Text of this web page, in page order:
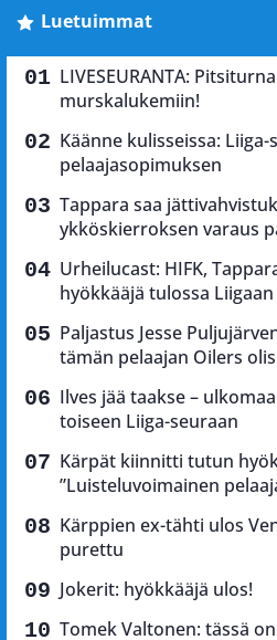
Luetuimmat
LIVESEURANTA:
murskalukemiin!
Käänne kulisseissa:
pelaajasopimuksen
Tappara saa
ykköskierroksen varaus
Urheilucast: HIFK,
hyökkääjä tulossa Liigaan
Paljastus Jesse
tämän pelaajan Oilers
Ilves jää taakse –
toiseen Liiga-seuraan
Kärpät kiinnitti tutun
”Luisteluvoimainen
Kärppien ex-tähti ulos
purettu
Jokerit: hyökkääjä ulos!
Tomek Valtonen: tässä